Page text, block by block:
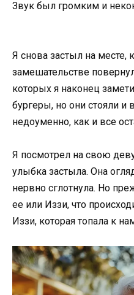
Звук был громким и
Я снова застыл на месте,
замешательстве
которых я наконец
бургеры, но они стояли и
недоуменно, как и все
Я посмотрел на свою
улыбка застыла. Она
нервно сглотнула. Но
ее или Иззи, что
Иззи, которая топала к